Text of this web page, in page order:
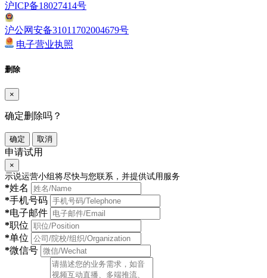
沪ICP备18027414号
沪公网安备31011702004679号
电子营业执照
删除
×
确定删除吗？
确定 取消
申请试用
×
示说运营小组将尽快与您联系，并提供试用服务
*姓名
*手机号码
*电子邮件
*职位
*单位
*微信号